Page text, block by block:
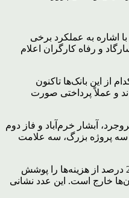
اشاره به عملکرد برخی
و رفاه کارگران اعلام
از این بانک‌ها تاکنون
و عملاً پرداختی صورت
آبشار خرم‌آباد و فاز دوم
سه پروژه بزرگ، سه علامت
به گفته میرزایی، آورده مردم تنها 25 درصد از هزینه‌ها را پوشش
خارج است. این عدد نشانی